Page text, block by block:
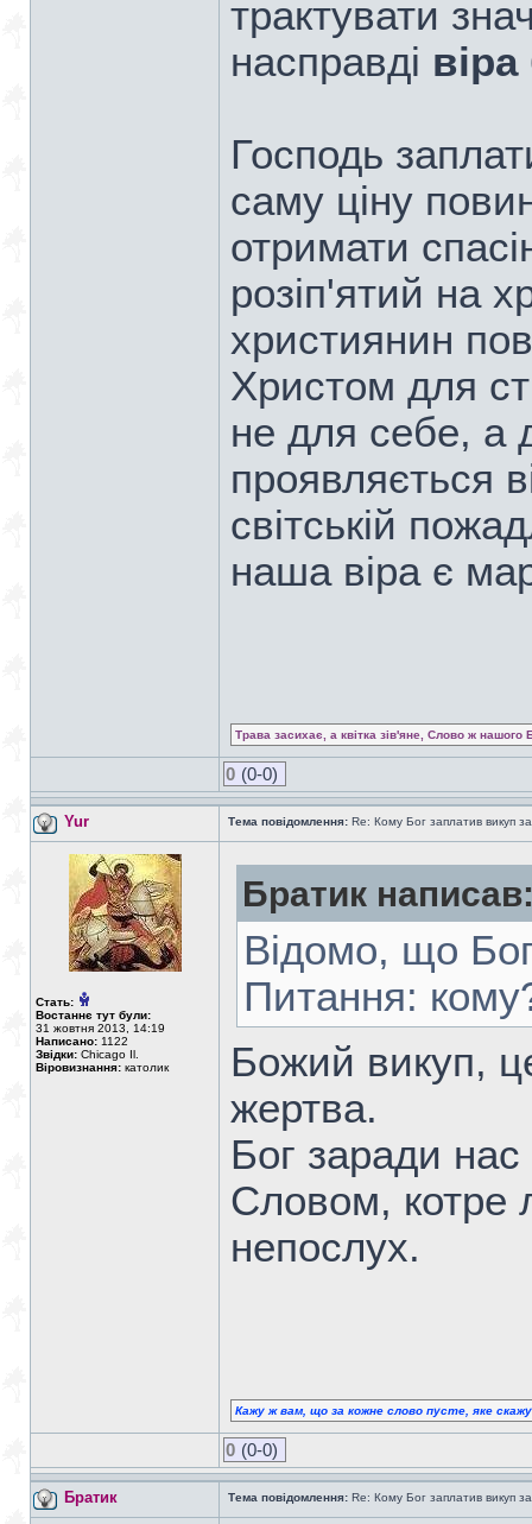
трактувати
насправді
Господь
саму ціну
отримати
розіп'ятий на
християнин
Христом для
не для себе, а
проявляється
світській
наша віра є
Трава засихає, а квітка зів'яне, Слово ж нашого
0 (0-0)
Yur Тема повідомлення: Re: Кому Бог заплатив викуп
Стать:
Востаннє тут були:
31 жовтня 2013, 14:19
Написано: 1122
Звідки: Chicago Il.
Віровизнання: католик
Братик
Відомо, що
Питання:
Божий викуп,
жертва.
Бог заради
Словом, котре
непослух.
Кажу ж вам, що за кожне слово пусте, яке
0 (0-0)
Братик Тема повідомлення: Re: Кому Бог заплатив викуп